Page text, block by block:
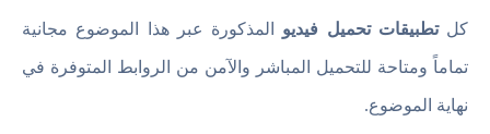
كلتطبيقات تحميل فيديو المذكورة عبر هذا الموضوع مجانية
تماماً ومتاحة للتحميل المباشر والآمن من الروابط المتوفرة في
نهاية الموضوع.